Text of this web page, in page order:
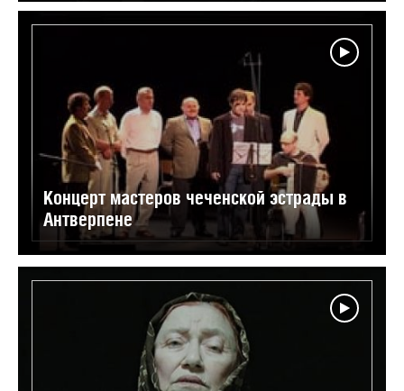
Концерт мастеров чеченской эстрады в
Антверпене